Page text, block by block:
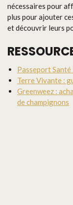
nécessaires pour
plus pour ajouter
et découvrir leurs
Passeport Santé
Terre Vivante :
Greenweez :
de champignons